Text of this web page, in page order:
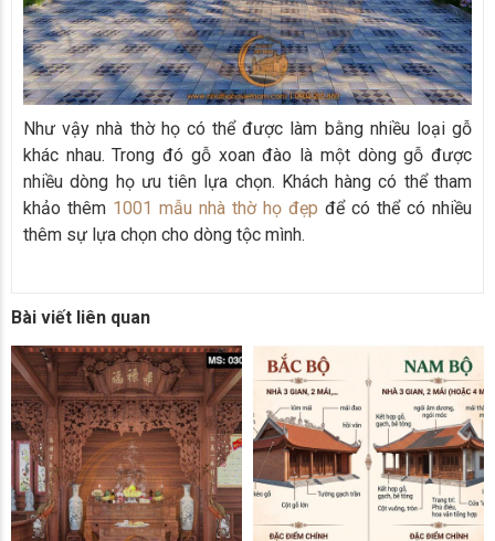
Như vậy nhà thờ họ có thể được làm bằng nhiều loại gỗ
khác nhau. Trong đó gỗ xoan đào là một dòng gỗ được
nhiều dòng họ ưu tiên lựa chọn. Khách hàng có thể tham
khảo thêm 1001 mẫu nhà thờ họ đẹp để có thể có nhiều
thêm sự lựa chọn cho dòng tộc mình.
Bài viết liên quan